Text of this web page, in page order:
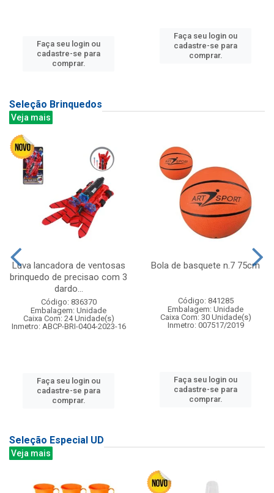
Faça seu login ou
cadastre-se para
comprar.
Faça seu login ou
cadastre-se para
comprar.
Seleção Brinquedos
Veja mais
Luva lancadora de ventosas
brinquedo de precisao com 3
dardo...
Código: 836370
Embalagem: Unidade
Caixa Com: 24 Unidade(s)
Inmetro: ABCP-BRI-0404-2023-16
Faça seu login ou
cadastre-se para
comprar.
Bola de basquete n.7 75cm
Código: 841285
Embalagem: Unidade
Caixa Com: 30 Unidade(s)
Inmetro: 007517/2019
Faça seu login ou
cadastre-se para
comprar.
Seleção Especial UD
Veja mais